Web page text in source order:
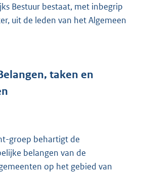
Bestuur bestaat, met inbegrip
uit de leden van het Algemeen
taken en
groep behartigt de
belangen van de
op het gebied van